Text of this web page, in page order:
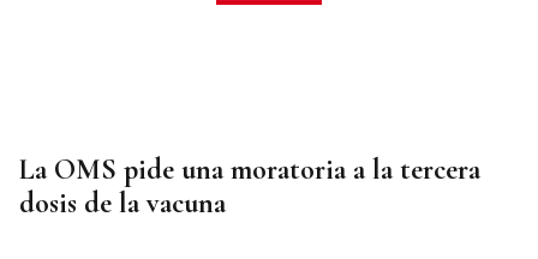
La OMS pide una moratoria a la tercera
dosis de la vacuna